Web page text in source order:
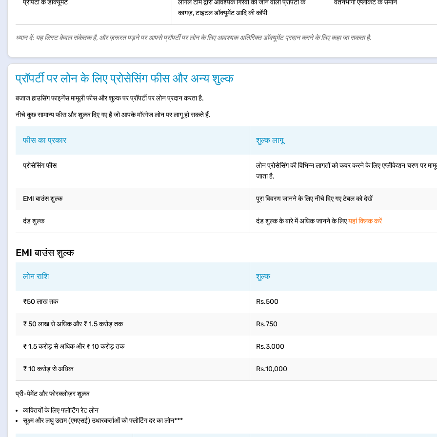
प्रॉपर्टी के डॉक्यूमेंट
लीगल टीम द्वारा आवश्यक गिरवी की जाने वाली प्रॉपर्टी के
कागज़, टाइटल डॉक्यूमेंट आदि की कॉपी
वेतनभोगी एप्लीकेंट के समान
ध्यान दें: यह लिस्ट केवल संकेतक है, और ज़रूरत पड़ने पर आपसे प्रॉपर्टी पर लोन के लिए आवश्यक अतिरिक्त डॉक्यूमेंट प्रदान करने के लिए कहा जा सकता है.
प्रॉपर्टी पर लोन के लिए प्रोसेसिंग फीस और अन्य शुल्क
बजाज हाउसिंग फाइनेंस मामूली फीस और शुल्क पर प्रॉपर्टी पर लोन प्रदान करता है.
नीचे कुछ सामान्य फीस और शुल्क दिए गए हैं जो आपके मॉरगेज लोन पर लागू हो सकते हैं.
फीस का प्रकार शुल्क लागू
प्रोसेसिंग फीस
लोन प्रोसेसिंग की विभिन्न लागतों को कवर करने के लिए एप्लीकेशन चरण पर
जाता है.
EMI बाउंस शुल्क पूरा विवरण जानने के लिए नीचे दिए गए टेबल को देखें
दंड शुल्क दंड शुल्क के बारे में अधिक जानने के लिएयहां क्लिक करें
EMI बाउंस शुल्क
लोन राशि शुल्क
₹50 लाख तक Rs.500
₹ 50 लाख से अधिक और ₹ 1.5 करोड़ तक Rs.750
₹ 1.5 करोड़ से अधिक और ₹ 10 करोड़ तक Rs.3,000
₹ 10 करोड़ से अधिक Rs.10,000
प्री-पेमेंट और फोरक्लोज़र शुल्क
व्यक्तियों के लिए फ्लोटिंग रेट लोन
सूक्ष्म और लघु उद्यम (एमएसई) उधारकर्ताओं को फ्लोटिंग दर का लोन***